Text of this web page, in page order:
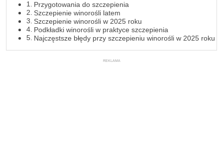
Przygotowania do szczepienia
Szczepienie winorośli latem
Szczepienie winorośli w 2025 roku
Podkładki winorośli w praktyce szczepienia
Najczęstsze błędy przy szczepieniu winorośli w 2025 roku
REKLAMA